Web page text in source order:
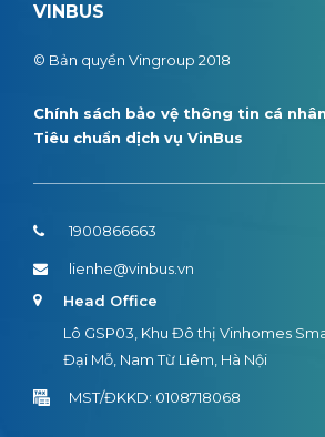
VINBUS
© Bản quyền Vingroup 2018
Chính sách bảo vệ thông tin cá nhân
Tiêu chuẩn dịch vụ VinBus
1900866663
lienhe@vinbus.vn
Head Office
Lô GSP03, Khu Đô thị Vinhomes
Đại Mỗ, Nam Từ Liêm, Hà Nội
MST/ĐKKD: 0108718068